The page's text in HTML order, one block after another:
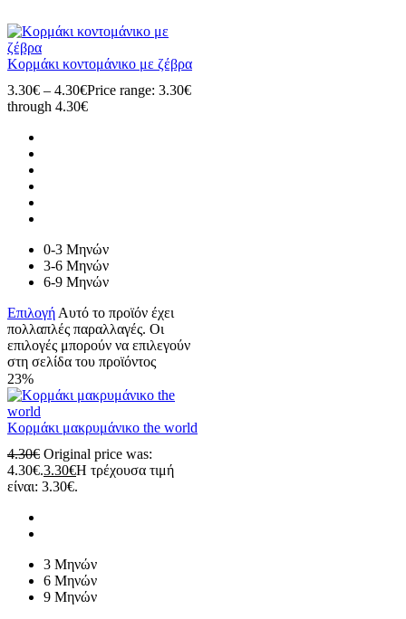
Κορμάκι κοντομάνικο με ζέβρα
3.30€ – 4.30€Price range: 3.30€
through 4.30€
0-3 Μηνών
3-6 Μηνών
6-9 Μηνών
Επιλογή Αυτό το προϊόν έχει
πολλαπλές παραλλαγές. Οι
επιλογές μπορούν να επιλεγούν
στη σελίδα του προϊόντος
23%
Κορμάκι μακρυμάνικο the world
4.30€ Original price was:
4.30€.3.30€Η τρέχουσα τιμή
είναι: 3.30€.
3 Μηνών
6 Μηνών
9 Μηνών